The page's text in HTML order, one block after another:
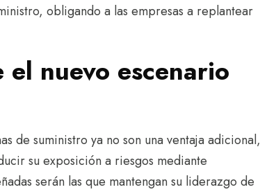
obligando a las empresas a replantear
nuevo escenario
de suministro ya no son una ventaja adicional,
su exposición a riesgos mediante
serán las que mantengan su liderazgo de